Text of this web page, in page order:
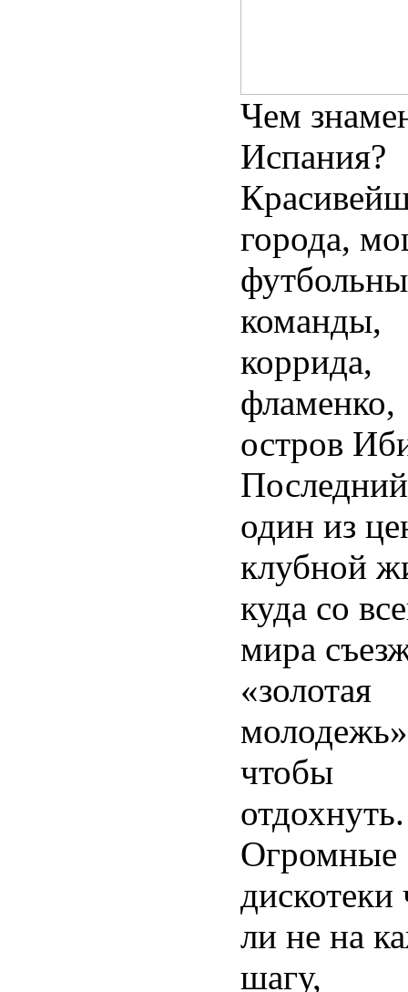
Чем
Испания?
города,
команды,
коррида,
фламенко,
остров
один из
клубной
куда со
мира
«золотая
чтобы
отдохнуть.
Огромные
дискотеки
ли не на
шагу,